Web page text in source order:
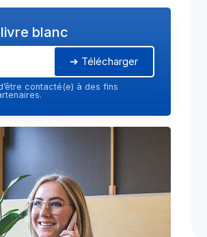
blanc
➔ Télécharger
contacté(e) à des fins